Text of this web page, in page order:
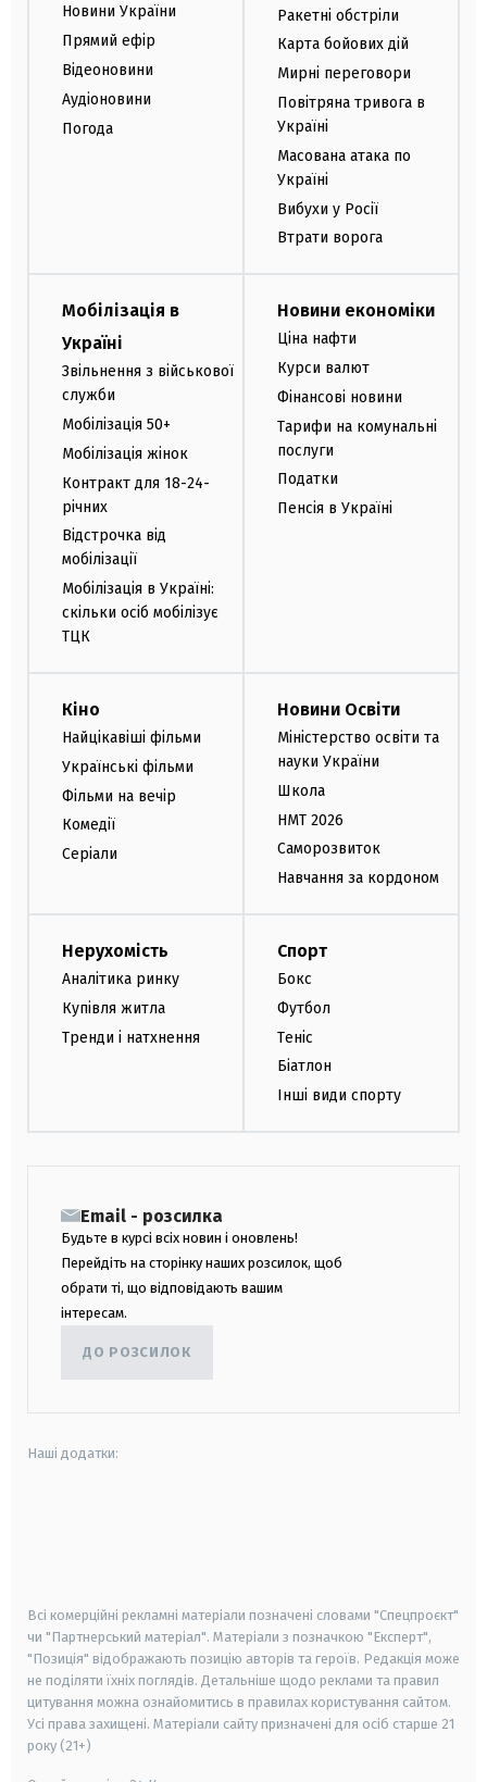
Новини України
Прямий ефір
Відеоновини
Аудіоновини
Погода
Ракетні обстріли
Карта бойових дій
Мирні переговори
Повітряна тривога в
Україні
Масована атака по
Україні
Вибухи у Росії
Втрати ворога
Мобілізація в
Україні
Звільнення з військової
служби
Мобілізація 50+
Мобілізація жінок
Контракт для 18-24-
річних
Відстрочка від
мобілізації
Мобілізація в Україні:
скільки осіб мобілізує
ТЦК
Новини економіки
Ціна нафти
Курси валют
Фінансові новини
Тарифи на комунальні
послуги
Податки
Пенсія в Україні
Кіно
Найцікавіші фільми
Українські фільми
Фільми на вечір
Комедії
Серіали
Новини Освіти
Міністерство освіти та
науки України
Школа
НМТ 2026
Саморозвиток
Навчання за кордоном
Нерухомість
Аналітика ринку
Купівля житла
Тренди і натхнення
Спорт
Бокс
Футбол
Теніс
Біатлон
Інші види спорту
Email - розсилка
Будьте в курсі всіх новин і оновлень!
Перейдіть на сторінку наших розсилок, щоб
обрати ті, що відповідають вашим
інтересам.
ДО РОЗСИЛОК
Наші додатки:
Всі комерційні рекламні матеріали позначені словами "Спецпроєкт"
чи "Партнерський матеріал". Матеріали з позначкою "Експерт",
"Позиція" відображають позицію авторів та героїв. Редакція може
не поділяти їхніх поглядів. Детальніше щодо реклами та правил
цитування можна ознайомитись в правилах користування сайтом.
Усі права захищені. Матеріали сайту призначені для осіб старше 21
року (21+)